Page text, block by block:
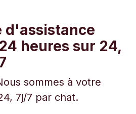
d'assistance
heures sur 24,
sommes à votre
7j/7 par chat.